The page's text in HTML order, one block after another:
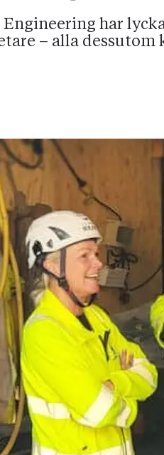
har
– alla dessutom